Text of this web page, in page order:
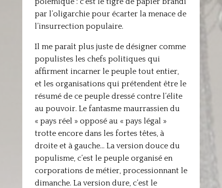
par l’oligarchie pour écarter la menace de
l’insurrection populaire.
Il me paraît plus juste de désigner comme
populistes les chefs politiques qui
affirment incarner le peuple tout entier,
et les organisations qui prétendent être le
résumé de ce peuple dressé contre l’élite
au pouvoir. Le fantasme maurrassien du
« pays réel » opposé au « pays légal »
trotte encore dans les fortes têtes, à
droite et à gauche… La version douce du
populisme, c’est le peuple organisé en
corporations de métier, processionnant le
dimanche. La version dure, c’est le